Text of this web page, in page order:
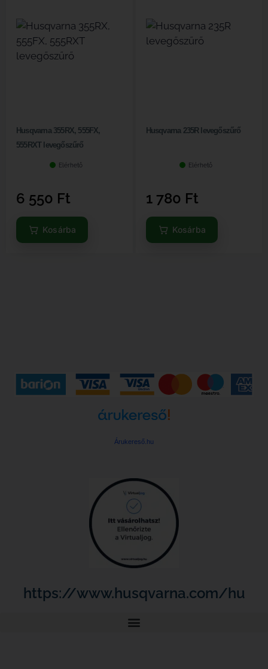
Husqvarna 355RX, 555FX,
555RXT levegőszűrő
Elérhető
6 550 Ft
Kosárba
Husqvarna 235R levegőszűrő
Elérhető
1 780 Ft
Kosárba
Árukereső.hu
https://www.husqvarna.com/hu